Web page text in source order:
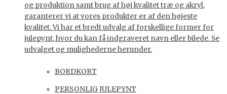
og produktion samt brug af høj kvalitet træ og akryl,
garanterer vi at vores produkter er af den højeste
kvalitet. Vi har et bredt udvalg af forskellige former for
julepynt, hvor du kan få indgraveret navn eller bilede. Se
udvalget og mulighederne herunder.
BORDKORT
PERSONLIG JULEPYNT